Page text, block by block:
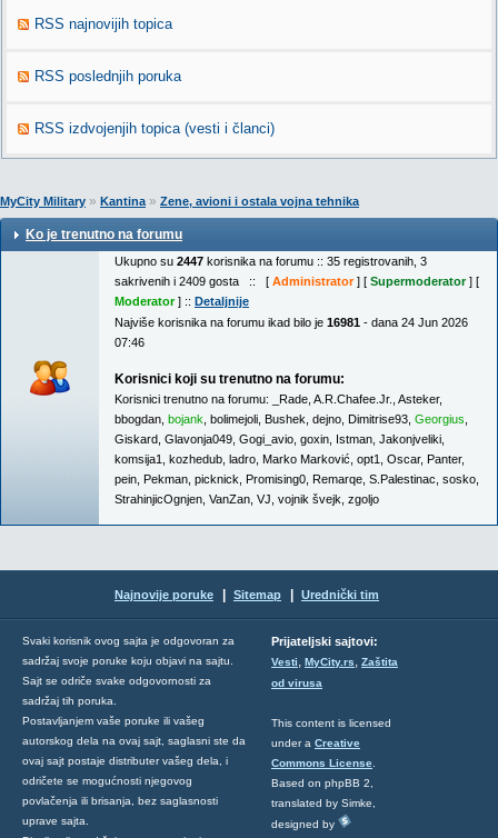
RSS najnovijih topica
RSS poslednjih poruka
RSS izdvojenjih topica (vesti i članci)
MyCity Military » Kantina» Zene, avioni i ostala vojna tehnika
Ko je trenutno na forumu
Ukupno su 2447 korisnika na forumu :: 35 registrovanih, 3
sakrivenih i 2409 gosta :: [ Administrator] [ Supermoderator] [
Moderator] :: Detaljnije
Najviše korisnika na forumu ikad bilo je 16981 - dana 24 Jun 2026
07:46
Korisnici koji su trenutno na forumu:
Korisnici trenutno na forumu: _Rade A.R.Chafee.Jr. Asteker,
bbogdan bojank bolimejoli Bushek dejno Dimitrise93 Georgius
Giskard Glavonja049 Gogi_avio goxin Istman Jakonjveliki
komsija1
kozhedub ladro Marko Marković opt1 Oscar, Panter,
pein Pekman picknick Promising0 Remarqe S.Palestinac sosko
StrahinjicOgnjen VanZan VJ vojnik švejk zgoljo
Najnovije poruke Sitemap Urednički tim
Svaki korisnik ovog sajta je odgovoran za
sadržaj svoje poruke koju objavi na sajtu.
Sajt se odriče svake odgovornosti za
sadržaj tih poruka.
Postavljanjem vaše poruke ili vašeg
autorskog dela na ovaj sajt, saglasni ste da
ovaj sajt postaje distributer vašeg dela, i
odričete se mogućnosti njegovog
povlačenja ili brisanja, bez saglasnosti
uprave sajta.
Prijateljski sajtovi:
Vesti, MyCity.rs, Zaštita
od virusa
This content is licensed
under a Creative
Commons License
Based on phpBB 2,
translated by Simke,
designed by